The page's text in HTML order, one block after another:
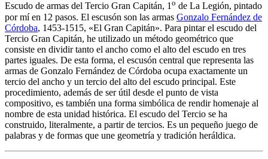
Escudo de armas del Tercio Gran Capitán, 1o de La Legión, pintado
por mí en 12 pasos. El escusón son las armas Gonzalo Fernández de
Córdoba, 1453-1515, «El Gran Capitán». Para pintar el escudo del
Tercio Gran Capitán, he utilizado un método geométrico que
consiste en dividir tanto el ancho como el alto del escudo en tres
partes iguales. De esta forma, el escusón central que representa las
armas de Gonzalo Fernández de Córdoba ocupa exactamente un
tercio del ancho y un tercio del alto del escudo principal. Este
procedimiento, además de ser útil desde el punto de vista
compositivo, es también una forma simbólica de rendir homenaje al
nombre de esta unidad histórica. El escudo del Tercio se ha
construido, literalmente, a partir de tercios. Es un pequeño juego de
palabras y de formas que une geometría y tradición heráldica.